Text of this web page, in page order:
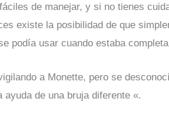
de manejar, y si no tienes
existe la posibilidad de que
podía usar cuando estaba
a Monette, pero se
de una bruja diferente «.